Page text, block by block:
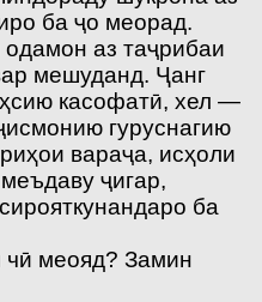
ба ҷо меорад.
аз таҷрибаи
мешуданд. Ҷанг
касофатӣ, хел —
гуруснагию
вараҷа, исҳоли
ҷигар,
ба
чӣ меояд? Замин